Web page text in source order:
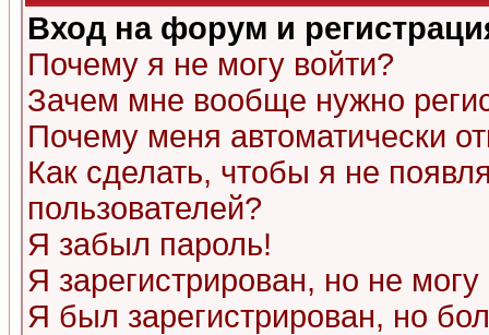
Вход на форум и
Почему я не могу войти?
Зачем мне вообще нужно
Почему меня автоматически
Как сделать, чтобы я не
пользователей?
Я забыл пароль!
Я зарегистрирован, но не могу
Я был зарегистрирован, но